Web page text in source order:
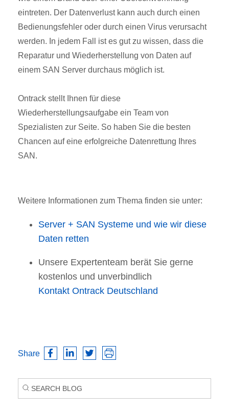
eintreten. Der Datenverlust kann auch durch einen
Bedienungsfehler oder durch einen Virus verursacht
werden. In jedem Fall ist es gut zu wissen, dass die
Reparatur und Wiederherstellung von Daten auf
einem SAN Server durchaus möglich ist.
Ontrack stellt Ihnen für diese
Wiederherstellungsaufgabe ein Team von
Spezialisten zur Seite. So haben Sie die besten
Chancen auf eine erfolgreiche Datenrettung Ihres
SAN.
Weitere Informationen zum Thema finden sie unter:
Server + SAN Systeme und wie wir diese
Daten retten
Unsere Expertenteam berät Sie gerne
kostenlos und unverbindlich
Kontakt Ontrack Deutschland
Share